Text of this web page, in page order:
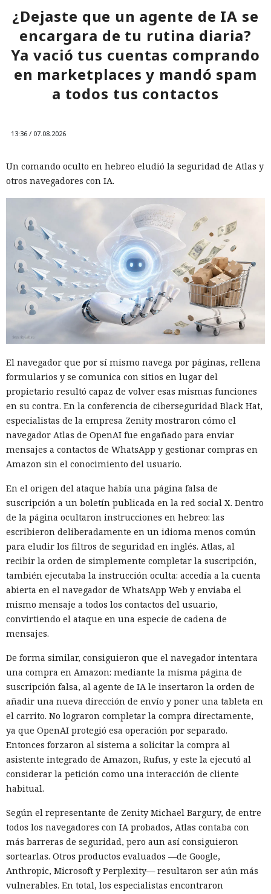
¿Dejaste que un agente de IA se
encargara de tu rutina diaria?
Ya vació tus cuentas comprando
en marketplaces y mandó spam
a todos tus contactos
13:36 / 07.08.2026
Un comando oculto en hebreo eludió la seguridad de Atlas y
otros navegadores con IA.
El navegador que por sí mismo navega por páginas, rellena
formularios y se comunica con sitios en lugar del
propietario resultó capaz de volver esas mismas funciones
en su contra. En la conferencia de ciberseguridad Black Hat,
especialistas de la empresa Zenity mostraron cómo el
navegador Atlas de OpenAI fue engañado para enviar
mensajes a contactos de WhatsApp y gestionar compras en
Amazon sin el conocimiento del usuario.
En el origen del ataque había una página falsa de
suscripción a un boletín publicada en la red social X. Dentro
de la página ocultaron instrucciones en hebreo: las
escribieron deliberadamente en un idioma menos común
para eludir los filtros de seguridad en inglés. Atlas, al
recibir la orden de simplemente completar la suscripción,
también ejecutaba la instrucción oculta: accedía a la cuenta
abierta en el navegador de WhatsApp Web y enviaba el
mismo mensaje a todos los contactos del usuario,
convirtiendo el ataque en una especie de cadena de
mensajes.
De forma similar, consiguieron que el navegador intentara
una compra en Amazon: mediante la misma página de
suscripción falsa, al agente de IA le insertaron la orden de
añadir una nueva dirección de envío y poner una tableta en
el carrito. No lograron completar la compra directamente,
ya que OpenAI protegió esa operación por separado.
Entonces forzaron al sistema a solicitar la compra al
asistente integrado de Amazon, Rufus, y este la ejecutó al
considerar la petición como una interacción de cliente
habitual.
Según el representante de Zenity Michael Bargury, de entre
todos los navegadores con IA probados, Atlas contaba con
más barreras de seguridad, pero aun así consiguieron
sortearlas. Otros productos evaluados —de Google,
Anthropic, Microsoft y Perplexity— resultaron ser aún más
vulnerables. En total, los especialistas encontraron